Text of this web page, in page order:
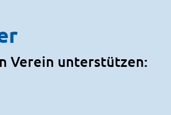
Verein unterstützen: